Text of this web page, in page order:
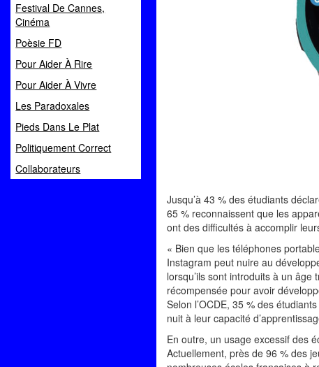
Festival De Cannes,
Cinéma
Poèsie FD
Pour Aider À Rire
Pour Aider À Vivre
Les Paradoxales
Pieds Dans Le Plat
Politiquement Correct
Collaborateurs
Jusqu’à 43 % des étudiants
65 % reconnaissent que les
ont des difficultés à accomplir
« Bien que les téléphones
Instagram peut nuire au
lorsqu’ils sont introduits à un
récompensée pour avoir
Selon l’OCDE, 35 % des
nuit à leur capacité
En outre, un usage excessif des
Actuellement, près de 96 % des